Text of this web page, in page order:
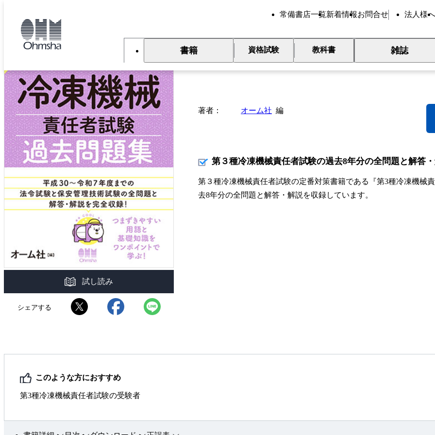
常備書店一覧新着情報お問合せ 法人様へ
書籍 資格試験 教科書 雑誌
2026年版 第３種冷凍機械責任者
試し読み
シェアする
著者 オーム社 編
第３種冷凍機械責任者試験の過去8年分の全問題と解答
第３種冷凍機械責任者試験の定番対策書籍である『第3種冷凍機械
去8年分の全問題と解答・解説を収録しています。
このような方におすすめ
第3種冷凍機械責任者試験の受験者